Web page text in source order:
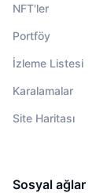
NFT'ler
Portföy
İzleme Listesi
Karalamalar
Site Haritası
Sosyal ağlar